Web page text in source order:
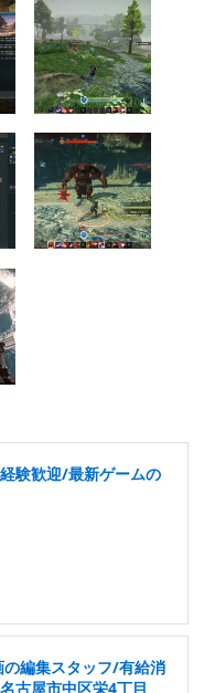
験歓迎/最新ゲームの
の編集スタッフ/有給消
古屋市中区栄4丁目